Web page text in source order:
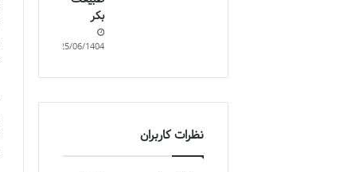
بکر
25/06/1404
نظرات کاربران